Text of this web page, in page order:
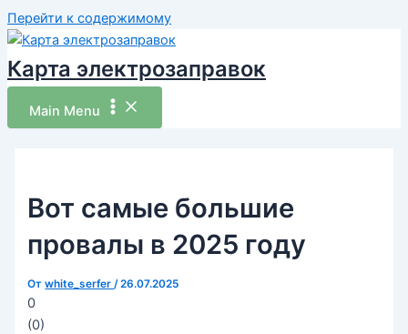
Перейти к содержимому
Карта электрозаправок
Main Menu
Вот самые большие
провалы в 2025 году
Отwhite_serfer/26.07.2025
0
(0)